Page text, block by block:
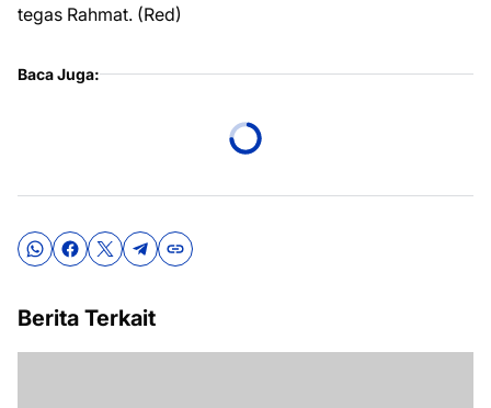
tegas Rahmat. (Red)
Baca Juga:
Berita Terkait